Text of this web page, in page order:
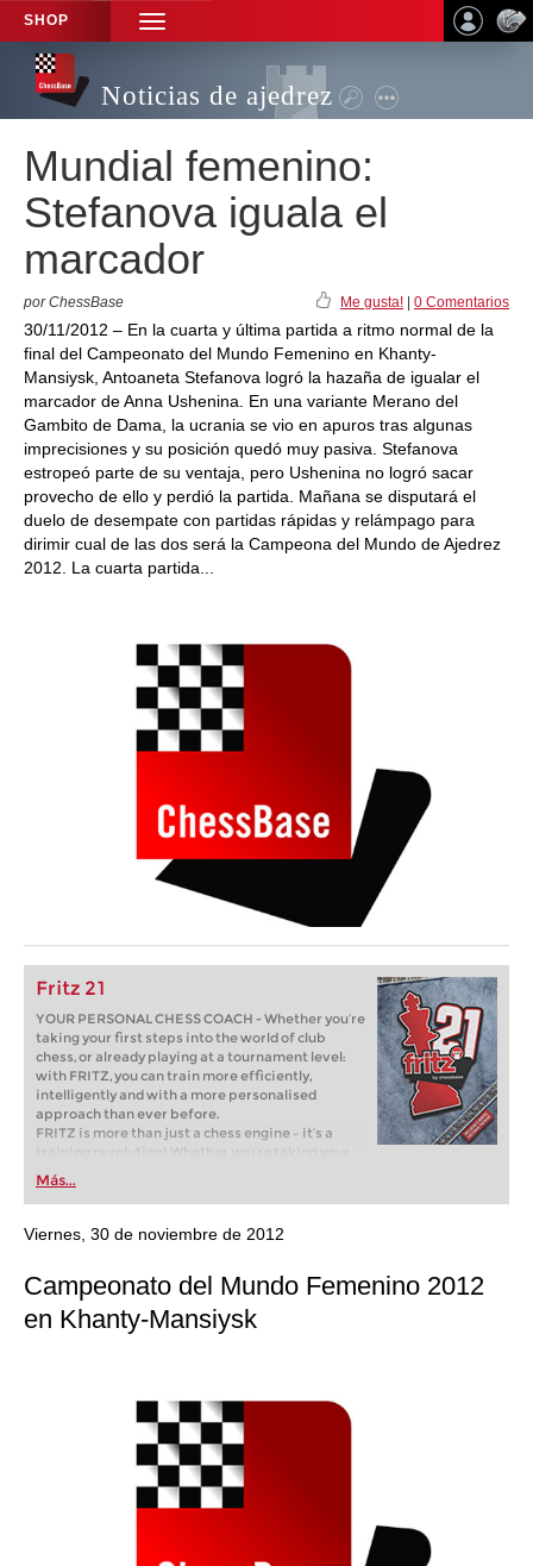
SHOP
TOGGLE
NAVIGATION
Noticias de ajedrez
Mundial femenino:
Stefanova iguala el
marcador
por ChessBase Me gusta! 0 Comentarios
30/11/2012 – En la cuarta y última partida a ritmo normal de la
final del Campeonato del Mundo Femenino en Khanty-
Mansiysk, Antoaneta Stefanova logró la hazaña de igualar el
marcador de Anna Ushenina. En una variante Merano del
Gambito de Dama, la ucrania se vio en apuros tras algunas
imprecisiones y su posición quedó muy pasiva. Stefanova
estropeó parte de su ventaja, pero Ushenina no logró sacar
provecho de ello y perdió la partida. Mañana se disputará el
duelo de desempate con partidas rápidas y relámpago para
dirimir cual de las dos será la Campeona del Mundo de Ajedrez
2012. La cuarta partida...
Fritz 21
YOUR PERSONAL CHESS COACH - Whether you’re
taking your first steps into the world of club
chess, or already playing at a tournament level:
with FRITZ, you can train more efficiently,
intelligently and with a more personalised
approach than ever before.
FRITZ is more than just a chess engine – it’s a
training revolution! Whether you’re taking your
first steps into the world of club chess, or already
playing at a tournament level: with FRITZ, you can
train more efficiently, intelligently and with a
more personalised approach than ever before.
Más...
Viernes, 30 de noviembre de 2012
Campeonato del Mundo Femenino 2012
en Khanty-Mansiysk